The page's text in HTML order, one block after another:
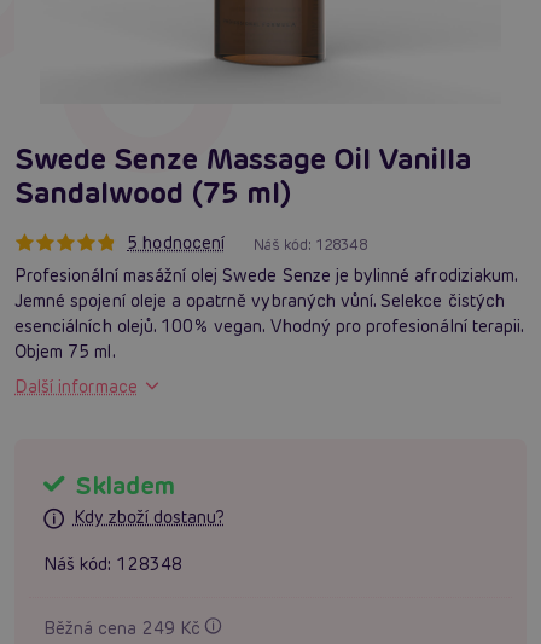
Swede Senze Massage Oil Vanilla
Sandalwood (75 ml)
5 hodnocení Náš kód: 128348
Profesionální masážní olej Swede Senze je bylinné afrodiziakum.
Jemné spojení oleje a opatrně vybraných vůní. Selekce čistých
esenciálních olejů. 100% vegan. Vhodný pro profesionální terapii.
Objem 75 ml.
Další informace
Skladem
Kdy zboží dostanu?
Náš kód: 128348
Běžná cena 249 Kč